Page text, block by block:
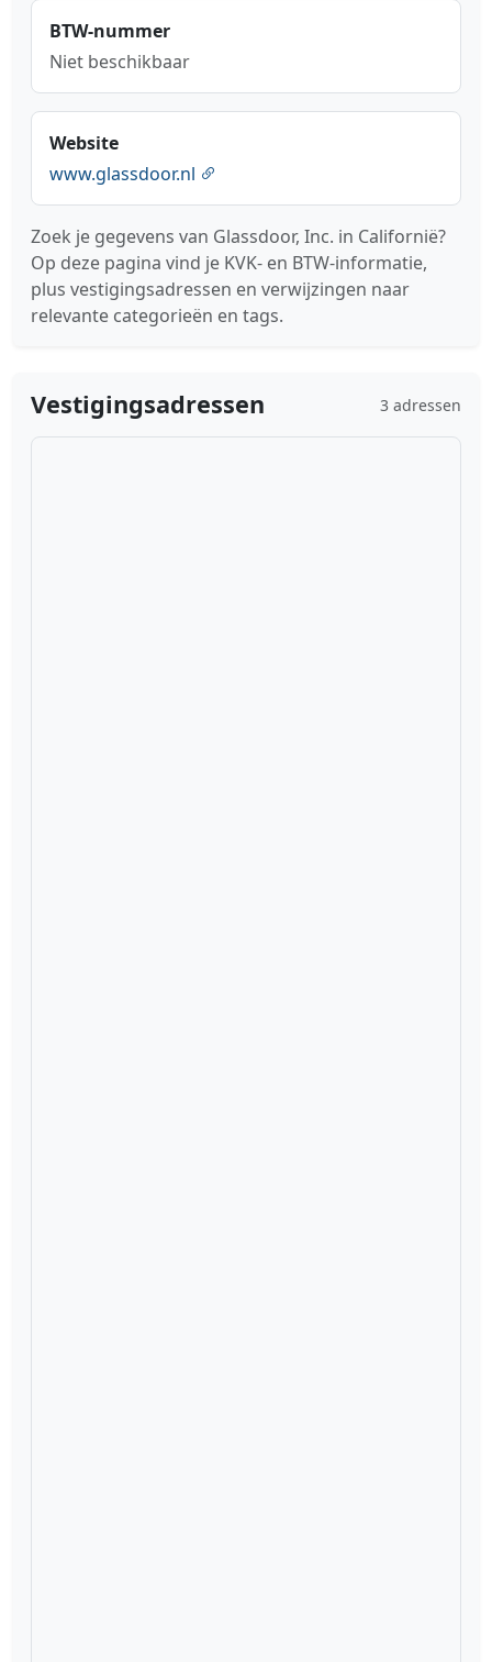
BTW-nummer
Niet beschikbaar
Website
www.glassdoor.nl
Zoek je gegevens van Glassdoor, Inc. in Californië?
Op deze pagina vind je KVK- en BTW-informatie,
plus vestigingsadressen en verwijzingen naar
relevante categorieën en tags.
Vestigingsadressen 3 adressen